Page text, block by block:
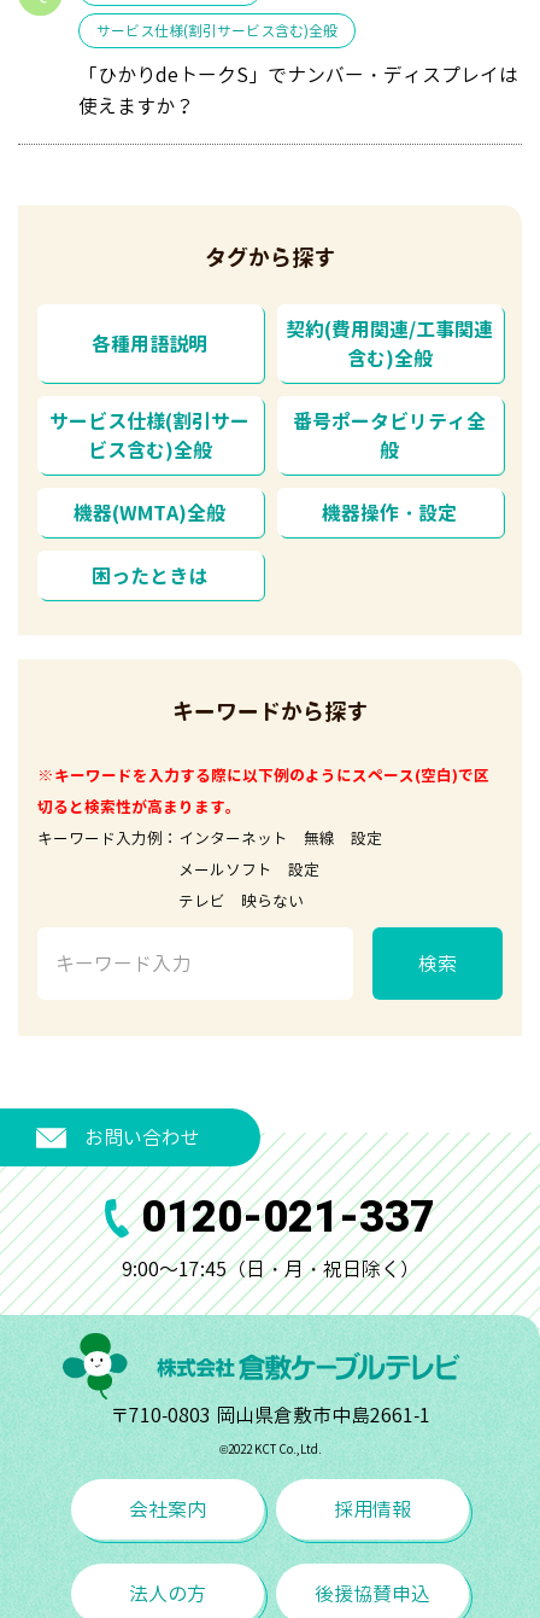
サービス仕様(割引サービス含む)全般
「ひかりdeトークS」でナンバー・ディスプレイは
使えますか？
タグから探す
各種用語説明
契約(費用関連/工事関連
含む)全般
サービス仕様(割引サー
ビス含む)全般
番号ポータビリティ全
般
機器(WMTA)全般 機器操作・設定
困ったときは
キーワードから探す
※キーワードを入力する際に以下例のようにスペース(空白)で区
切ると検索性が高まります。
キーワード入力例：インターネット 無線 設定
メールソフト 設定
テレビ 映らない
検索
お問い合わせ
0120-021-337
9:00～17:45（日・月・祝日除く）
〒710-0803 岡山県倉敷市中島2661-1
©︎2022 KCT Co.,Ltd.
会社案内 採用情報
法人の方 後援協賛申込